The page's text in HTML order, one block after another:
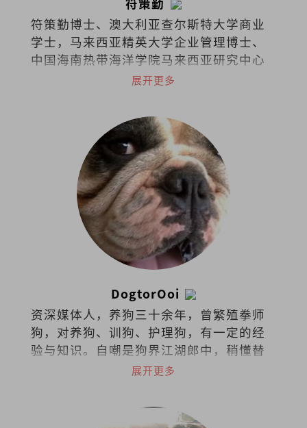
符策勤博士、澳大利亚查尔斯特大学商业
学士，马来西亚精英大学企业管理博士、
中国海南热带海洋学院马来西亚研究中心
学术委员会委员。展开更多
DogtorOoi
资深媒体人，养狗三十余年，曾繁殖拳师
狗，对养狗、训狗、护理狗，有一定的经
验与知识。自嘲是狗界江湖郎中，稍懂替
狗探脉与接生，小病可给参考意见，大病
展开更多